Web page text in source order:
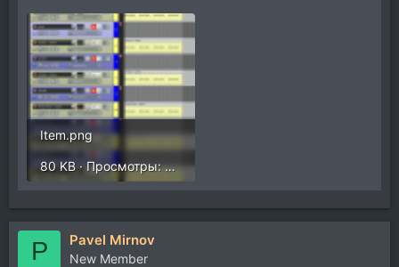
Item.png
80 KB · Просмотры: 407
P Pavel Mirnov
New Member